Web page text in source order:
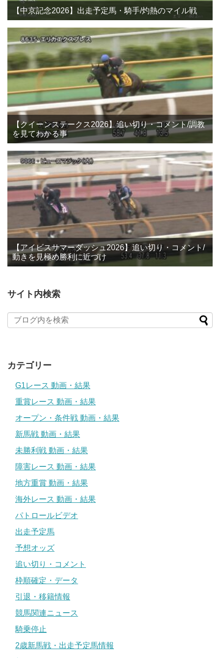
【中京記念2026】出走予定馬・騎手/灼熱のマイル戦
【クイーンステークス2026】追い切り・コメント/調教
を見てわかる事
【アイビスサマーダッシュ2026】追い切り・コメント/
動きを見極め勝利に近づけ
サイト内検索
カテゴリー
G1レース 動画・結果
重賞レース 動画・結果
オープン・条件戦 動画・結果
新馬戦 動画・結果
未勝利戦 動画・結果
障害レース 動画・結果
地方重賞 動画・結果
海外レース 動画・結果
パトロールビデオ
出走予定馬
予想オッズ
追い切り・コメント
枠順確定・データ
引退・移籍情報
競馬関連ニュース
騎乗停止
2歳新馬戦・出走予定馬情報